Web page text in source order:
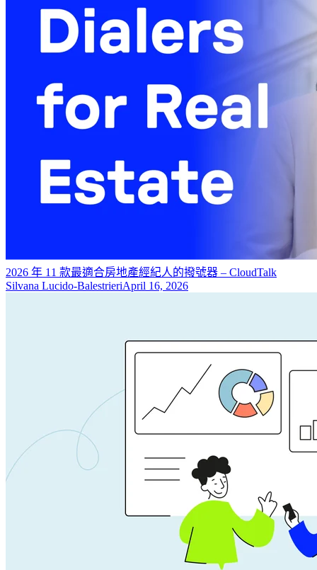
2026 年 11 款最適合房地產經紀人的撥號器 – CloudTalk
Silvana Lucido-BalestrieriApril 16, 2026